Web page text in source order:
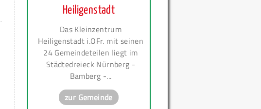
Heiligenstadt
Das Kleinzentrum
Heiligenstadt i.OFr. mit seinen
24 Gemeindeteilen liegt im
Städtedreieck Nürnberg -
Bamberg -...
zur Gemeinde